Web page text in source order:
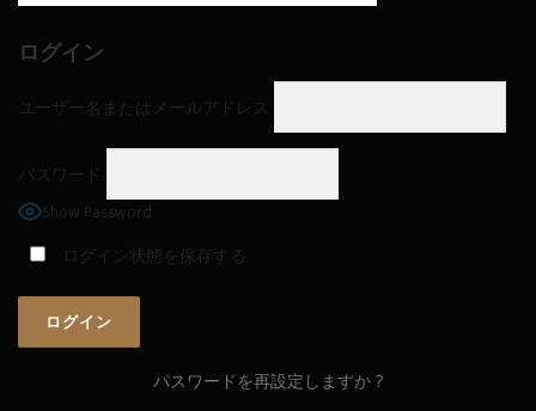
ログイン
ユーザー名またはメールアドレス
パスワード
Show Password
ログイン状態を保存する
パスワードを再設定しますか ?